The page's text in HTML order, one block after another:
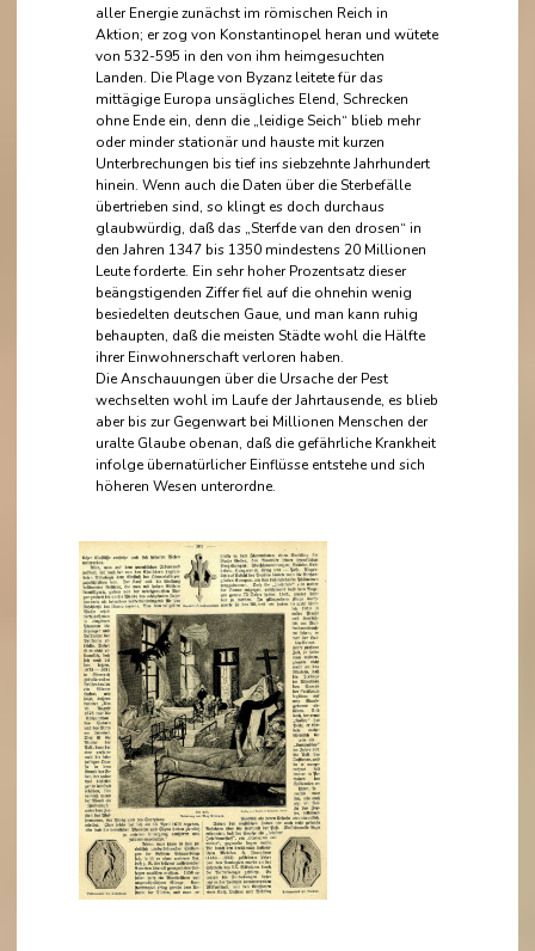
aller Energie zunächst im römischen Reich in
Aktion; er zog von Konstantinopel heran und wütete
von 532-595 in den von ihm heimgesuchten
Landen. Die Plage von Byzanz leitete für das
mittägige Europa unsägliches Elend, Schrecken
ohne Ende ein, denn die „leidige Seich“ blieb mehr
oder minder stationär und hauste mit kurzen
Unterbrechungen bis tief ins siebzehnte Jahrhundert
hinein. Wenn auch die Daten über die Sterbefälle
übertrieben sind, so klingt es doch durchaus
glaubwürdig, daß das „Sterfde van den drosen“ in
den Jahren 1347 bis 1350 mindestens 20 Millionen
Leute forderte. Ein sehr hoher Prozentsatz dieser
beängstigenden Ziffer fiel auf die ohnehin wenig
besiedelten deutschen Gaue, und man kann ruhig
behaupten, daß die meisten Städte wohl die Hälfte
ihrer Einwohnerschaft verloren haben.
Die Anschauungen über die Ursache der Pest
wechselten wohl im Laufe der Jahrtausende, es blieb
aber bis zur Gegenwart bei Millionen Menschen der
uralte Glaube obenan, daß die gefährliche Krankheit
infolge übernatürlicher Einflüsse entstehe und sich
höheren Wesen unterordne.